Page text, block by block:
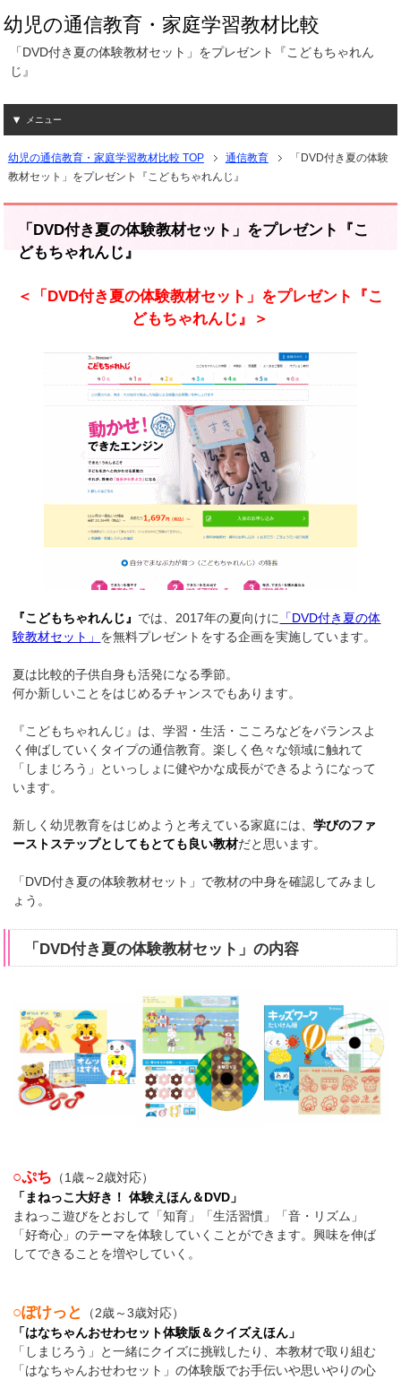
幼児の通信教育・家庭学習教材比較
「DVD付き夏の体験教材セット」をプレゼント『こどもちゃれん
じ』
メニュー
幼児の通信教育・家庭学習教材比較 TOP 通信教育
「DVD付き夏の体験
教材セット」をプレゼント『こどもちゃれんじ』
「DVD付き夏の体験教材セット」をプレゼント『こ
どもちゃれんじ』
＜「DVD付き夏の体験教材セット」をプレゼント『こ
どもちゃれんじ』＞
『こどもちゃれんじ』 では、2017年の夏向けに
「DVD付き夏の体
験教材セット」 を無料プレゼントをする企画を実施しています。
夏は比較的子供自身も活発になる季節。
何か新しいことをはじめるチャンスでもあります。
『こどもちゃれんじ』は、学習・生活・こころなどをバランスよ
く伸ばしていくタイプの通信教育。楽しく色々な領域に触れて
「しまじろう」といっしょに健やかな成長ができるようになって
います。
新しく幼児教育をはじめようと考えている家庭には、学びのファ
ーストステップとしてもとても良い教材だと思います。
「DVD付き夏の体験教材セット」で教材の中身を確認してみまし
ょう。
「DVD付き夏の体験教材セット」の内容
○ぷち （1歳～2歳対応）
「まねっこ大好き！ 体験えほん＆DVD」
まねっこ遊びをとおして「知育」「生活習慣」「音・リズム」
「好奇心」のテーマを体験していくことができます。興味を伸ば
してできることを増やしていく。
○ぽけっと
（2歳～3歳対応）
「はなちゃんおせわセット体験版＆クイズえほん」
「しまじろう」と一緒にクイズに挑戦したり、本教材で取り組む
「はなちゃんおせわセット」の体験版でお手伝いや思いやりの心